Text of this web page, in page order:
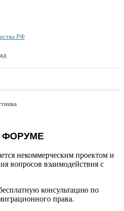
РФ
некоммерческим проектом и
вопросов взаимодействия с
консультацию по
права.